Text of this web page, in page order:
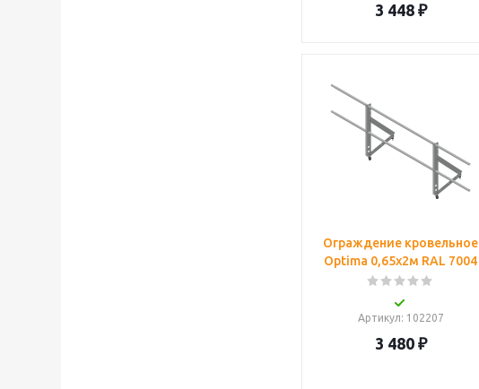
3 448₽
Ограждение кровельное
Optima 0,65х2м RAL 7004
Артикул: 102207
3 480₽